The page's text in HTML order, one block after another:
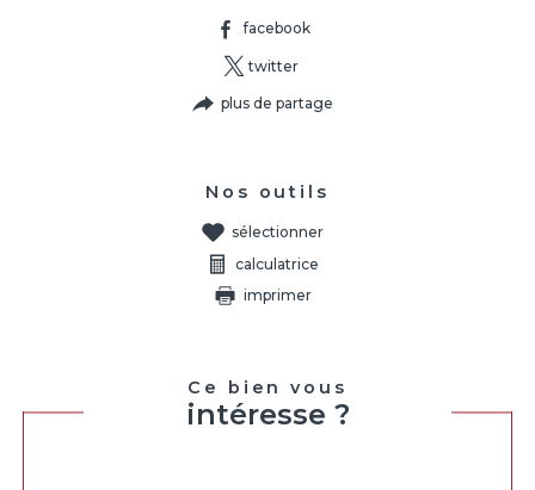
facebook
twitter
plus de partage
Nos outils
sélectionner
calculatrice
imprimer
Ce bien vous
intéresse ?